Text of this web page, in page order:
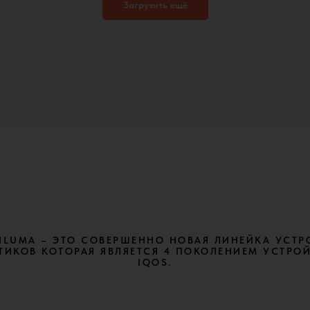
Загрузить ещё
ILUMA – ЭТО СОВЕРШЕННО НОВАЯ ЛИНЕЙКА
КОТОРАЯ ЯВЛЯЕТСЯ 4 ПОКОЛЕНИЕМ
IQOS.